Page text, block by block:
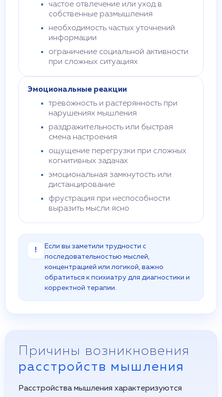
частое отвлечение или уход в
собственные размышления
необходимость частых уточнений
информации
ограничение социальной активности
при сложных ситуациях
Эмоциональные реакции
тревожность и растерянность при
нарушениях мышления
раздражительность или быстрая
смена настроения
ощущение перегрузки при сложных
когнитивных задачах
эмоциональная замкнутость или
дистанцирование
фрустрация при неспособности
выразить мысли ясно
!
Если вы заметили трудности с
последовательностью мыслей,
концентрацией или логикой, важно
обратиться к психиатру для диагностики и
корректной терапии.
Причины возникновения
расстройств мышления
Расстройства мышления характеризуются